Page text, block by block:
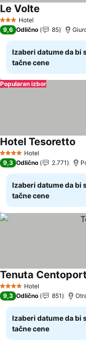
3 Zvezdice
Hotel
Le Volte
9,6 Odlično 85
Izaberi datume da bi
tačne cene
Popularan izbor
4 ZvezdiceHotel
Hotel Tesoretto
9,3 Odlično 2.771
Izaberi datume da bi
tačne cene
4 ZvezdiceHotel
Tenuta
9,3 Odlično 851
Izaberi datume da bi
tačne cene